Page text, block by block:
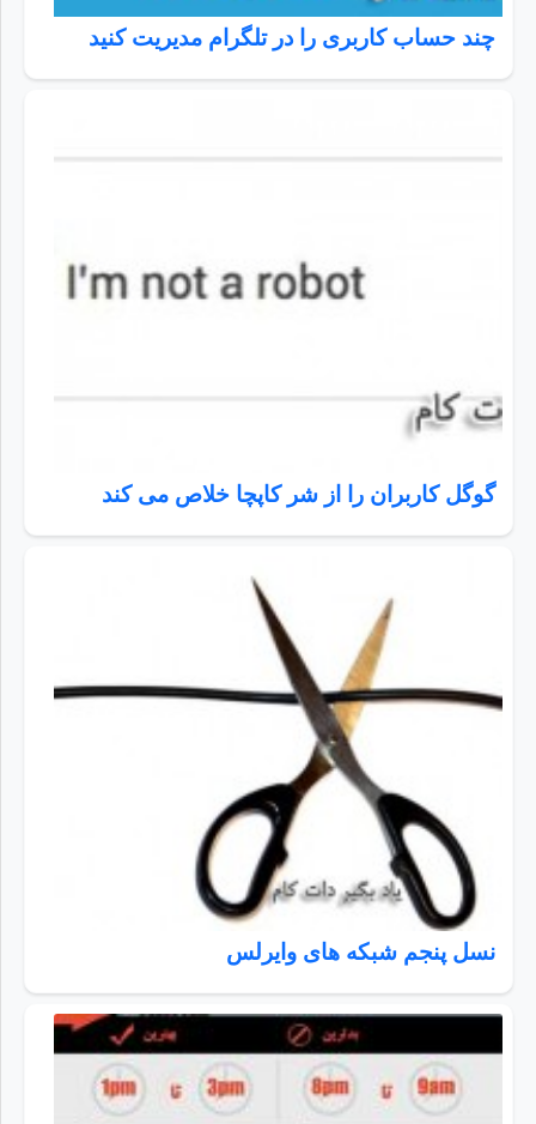
چند حساب کاربری را در تلگرام مدیریت کنید
گوگل کاربران را از شر کاپچا خلاص می کند
نسل پنجم شبکه های وایرلس